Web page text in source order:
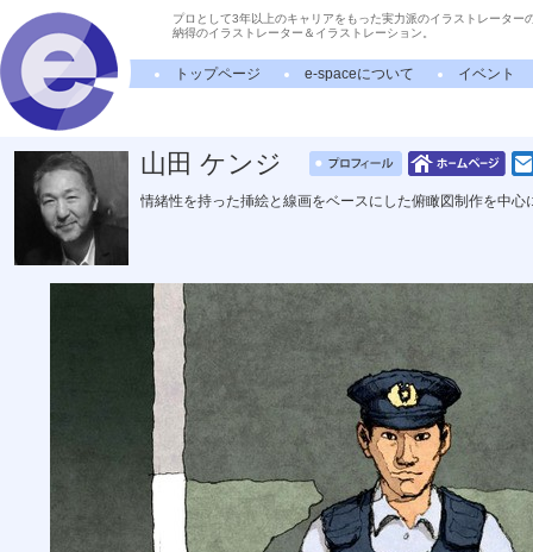
プロとして3年以上のキャリアをもった実力派のイラストレーター
納得のイラストレーター＆イラストレーション。
トップページ e-spaceについて イベント
山田 ケンジ
情緒性を持った挿絵と線画をベースにした俯瞰図制作を中心